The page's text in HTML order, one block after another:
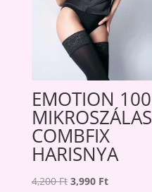
EMOTION 100
MIKROSZÁLAS
COMBFIX
HARISNYA
4,200Ft Original
3,990 FtCurrent